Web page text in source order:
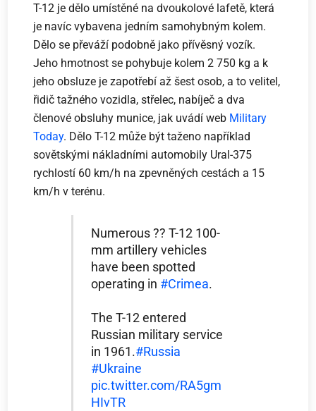
T-12 je dělo umístěné na dvoukolové lafetě, která
je navíc vybavena jedním samohybným kolem.
Dělo se převáží podobně jako přívěsný vozík.
Jeho hmotnost se pohybuje kolem 2 750 kg a k
jeho obsluze je zapotřebí až šest osob, a to velitel,
řidič tažného vozidla, střelec, nabíječ a dva
členové obsluhy munice, jak uvádí web Military
Today. Dělo T-12 může být taženo například
sovětskými nákladními automobily Ural-375
rychlostí 60 km/h na zpevněných cestách a 15
km/h v terénu.
Numerous ?? T-12 100-
mm artillery vehicles
have been spotted
operating in #Crimea.
The T-12 entered
Russian military service
in 1961.#Russia
#Ukraine
pic.twitter.com/RA5gm
HIvTR